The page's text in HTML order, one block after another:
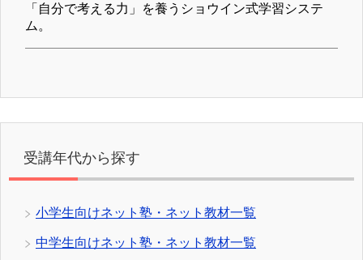
「自分で考える力」を養うショウイン式学習システ
ム。
受講年代から探す
小学生向けネット塾・ネット教材一覧
中学生向けネット塾・ネット教材一覧